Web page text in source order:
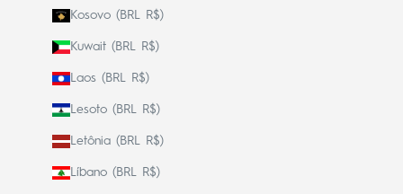
Kosovo (BRL R$)
Kuwait (BRL R$)
Laos (BRL R$)
Lesoto (BRL R$)
Letônia (BRL R$)
Líbano (BRL R$)